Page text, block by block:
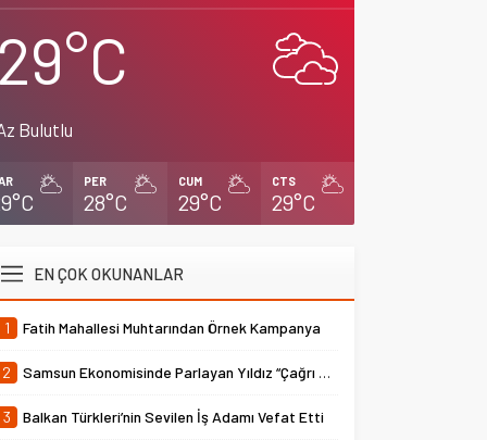
29°C
Bulutlu
PER
28°C
CUM
29°C
CTS
29°C
EN ÇOK OKUNANLAR
1 Fatih Mahallesi Muhtarından Örnek Kampanya
2 Samsun Ekonomisinde Parlayan Yıldız “Çağrı Temper”
3 Balkan Türkleri’nin Sevilen İş Adamı Vefat Etti